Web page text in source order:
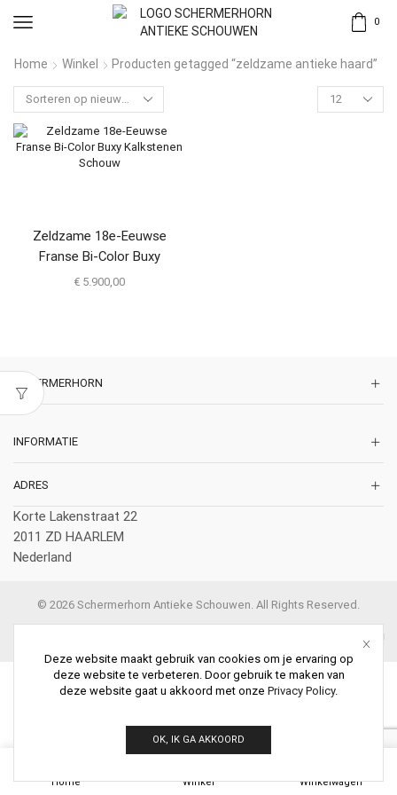
0
Home Winkel Producten getagged “zeldzame antieke haard”
Zeldzame 18e-Eeuwse
Franse Bi-Color Buxy
Kalkstenen Schouw
€ 5.900,00
SCHERMERHORN
INFORMATIE
ADRES
Korte Lakenstraat 22
2011 ZD HAARLEM
Nederland
© 2026 Schermerhorn Antieke Schouwen. All Rights Reserved.
Home Winkel Winkelwagen
Deze website maakt gebruik van cookies om je ervaring op
deze website te verbeteren. Door gebruik te maken van
deze website gaat u akkoord met onze Privacy Policy.
OK, IK GA AKKOORD